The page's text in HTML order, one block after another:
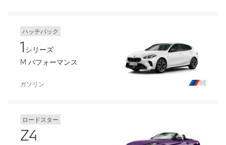
ハッチバック
1 シリーズ
M パフォーマンス
ガソリン
ロードスター
Z4